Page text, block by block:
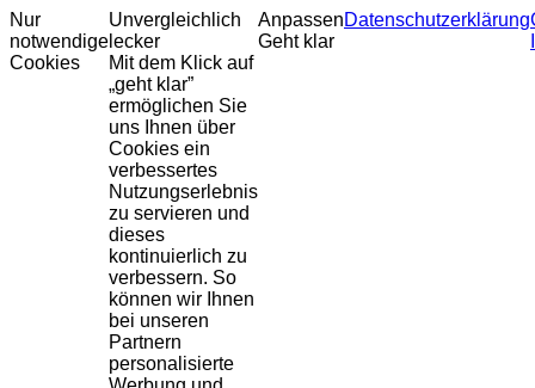
Nur
notwendige
Cookies
Unvergleichlich
lecker
Mit dem Klick auf
„geht klar”
ermöglichen Sie
uns Ihnen über
Cookies ein
verbessertes
Nutzungserlebnis
zu servieren und
dieses
kontinuierlich zu
verbessern. So
können wir Ihnen
bei unseren
Partnern
personalisierte
Anpassen
Geht klar
Datenschutzerklärung